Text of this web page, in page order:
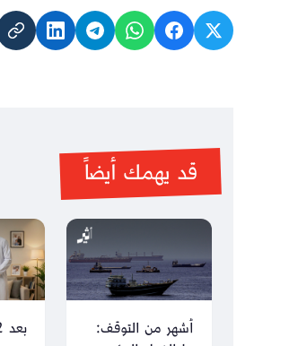
قد يهمك أيضاً
أشهر من التوقف: